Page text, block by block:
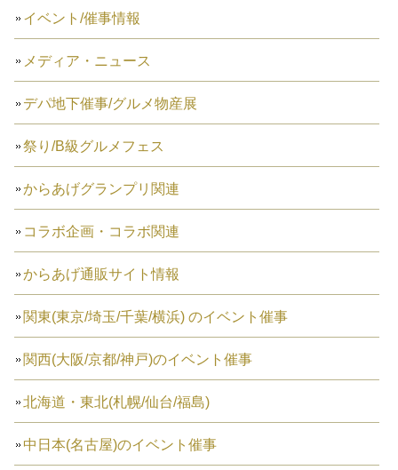
イベント/催事情報
メディア・ニュース
デパ地下催事/グルメ物産展
祭り/B級グルメフェス
からあげグランプリ関連
コラボ企画・コラボ関連
からあげ通販サイト情報
関東(東京/埼玉/千葉/横浜) のイベント催事
関西(大阪/京都/神戸)のイベント催事
北海道・東北(札幌/仙台/福島)
中日本(名古屋)のイベント催事